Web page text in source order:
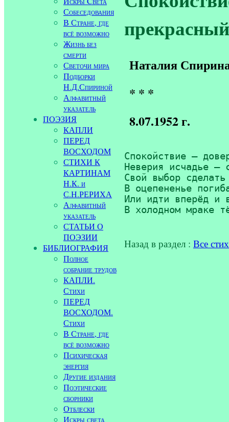
Собеседования
В Стране, где
всё возможно
Жизнь без
смерти
Светочи мира
Подборки
Н.Д.Спириной
Алфавитный
указатель
ПОЭЗИЯ
КАПЛИ
ПЕРЕД
ВОСХОДОМ
СТИХИ К
КАРТИНАМ
Н.К. и
С.Н.РЕРИХА
Алфавитный
указатель
СТАТЬИ О
ПОЭЗИИ
БИБЛИОГРАФИЯ
Полное
собрание трудов
КАПЛИ.
Стихи
ПЕРЕД
ВОСХОДОМ.
Стихи
В Стране, где
всё возможно
Психическая
энергия
Другие издания
Поэтические
сборники
Отблески
Искры света
Наталия
* * *
8.07.1952 г.
Спокойствие —
Неверия исчадье
Свой выбор
В оцепененье
Или идти вперёд и
В холодном мраке
Назад в раздел : Все